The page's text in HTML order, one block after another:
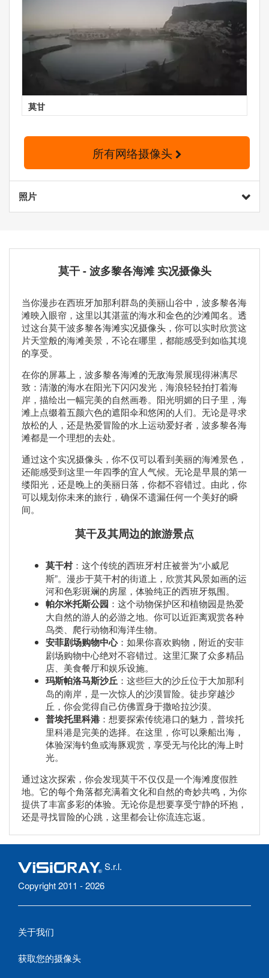
莫甘
所有网络摄像头
照片
莫干 - 波多黎各海滩 实况摄像头
当你漫步在西班牙加那利群岛的美丽山谷中，波多黎各海
滩映入眼帘，这里以其湛蓝的海水和金色的沙滩闻名。透
过这台莫干波多黎各海滩实况摄像头，你可以实时欣赏这
片天堂般的海滩美景，不论在哪里，都能感受到如临其境
的享受。
在你的屏幕上，波多黎各海滩的无敌海景展现得淋漓尽
致：清澈的海水在阳光下闪闪发光，海浪轻轻拍打着海
岸，描绘出一幅完美的自然画卷。阳光明媚的日子里，海
滩上点缀着五颜六色的遮阳伞和悠闲的人们。无论是寻求
放松的人，还是热爱冒险的水上运动爱好者，波多黎各海
滩都是一个理想的去处。
通过这个实况摄像头，你不仅可以看到美丽的海滩景色，
还能感受到这里一年四季的宜人气候。无论是早晨的第一
缕阳光，还是晚上的美丽日落，你都不容错过。由此，你
可以规划你未来的旅行，确保不遗漏任何一个美好的瞬
间。
莫干及其周边的旅游景点
莫干村：这个传统的西班牙村庄被誉为“小威尼
斯”。漫步于莫干村的街道上，欣赏其风景如画的运
河和色彩斑斓的房屋，体验纯正的西班牙氛围。
帕尔米托斯公园 ：这个动物保护区和植物园是热爱
大自然的游人的必游之地。你可以近距离观赏各种
鸟类、爬行动物和海洋生物。
安菲剧场购物中心：如果你喜欢购物，附近的安菲
剧场购物中心绝对不容错过。这里汇聚了众多精品
店、美食餐厅和娱乐设施。
玛斯帕洛马斯沙丘 ：这些巨大的沙丘位于大加那利
岛的南岸，是一次惊人的沙漠冒险。徒步穿越沙
丘，你会觉得自己仿佛置身于撒哈拉沙漠。
普埃托里科港：想要探索传统港口的魅力，普埃托
里科港是完美的选择。在这里，你可以乘船出海，
体验深海钓鱼或海豚观赏，享受无与伦比的海上时
光。
通过这次探索，你会发现莫干不仅仅是一个海滩度假胜
地。它的每个角落都充满着文化和自然的奇妙共鸣，为你
提供了丰富多彩的体验。无论你是想要享受宁静的环抱，
还是寻找冒险的心跳，这里都会让你流连忘返。
S.r.l.
Copyright 2011 - 2026
关于我们
获取您的摄像头